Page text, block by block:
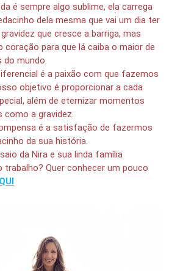
é sempre algo sublime, ela carrega
dela mesma que vai um dia ter
que cresce a barriga, mas
coração para que lá caiba o maior de
mundo.
é a paixão com que fazemos
objetivo é proporcionar a cada
além de eternizar momentos
como a gravidez.
é a satisfação de fazermos
da sua história.
da Nira e sua linda família
Quer conhecer um pouco